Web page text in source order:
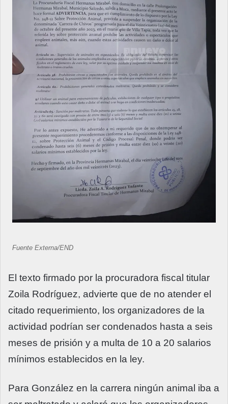
Fuente Externa/END
El texto firmado por la procuradora fiscal titular
Zoila Rodríguez, advierte que de no atender el
citado requerimiento, los organizadores de la
actividad podrían ser condenados hasta a seis
meses de prisión y a multa de 10 a 20 salarios
mínimos establecidos en la ley.
Para González en la carrera ningún animal iba a